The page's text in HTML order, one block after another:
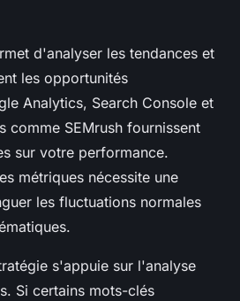
d'analyser les tendances et
les opportunités
Analytics, Search Console et
comme SEMrush fournissent
sur votre performance.
métriques nécessite une
les fluctuations normales
s'appuie sur l'analyse
Si certains mots-clés